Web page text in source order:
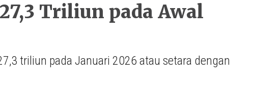
Triliun pada Awal
triliun pada Januari 2026 atau setara dengan